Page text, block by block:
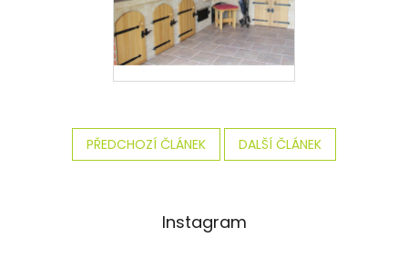
PŘEDCHOZÍ ČLÁNEK DALŠÍ ČLÁNEK
Instagram